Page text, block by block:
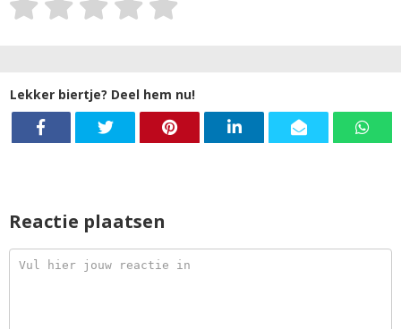
Lekker biertje? Deel hem nu!
Reactie plaatsen